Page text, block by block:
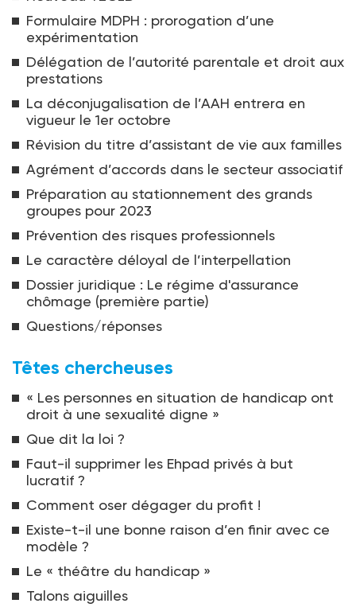
Formulaire MDPH : prorogation d’une
expérimentation
Délégation de l’autorité parentale et droit aux
prestations
La déconjugalisation de l’AAH entrera en
vigueur le 1er octobre
Révision du titre d’assistant de vie aux familles
Agrément d’accords dans le secteur associatif
Préparation au stationnement des grands
groupes pour 2023
Prévention des risques professionnels
Le caractère déloyal de l’interpellation
Dossier juridique : Le régime d'assurance
chômage (première partie)
Questions/réponses
Têtes chercheuses
« Les personnes en situation de handicap ont
droit à une sexualité digne »
Que dit la loi ?
Faut-il supprimer les Ehpad privés à but
lucratif ?
Comment oser dégager du profit !
Existe-t-il une bonne raison d’en finir avec ce
modèle ?
Le « théâtre du handicap »
Talons aiguilles